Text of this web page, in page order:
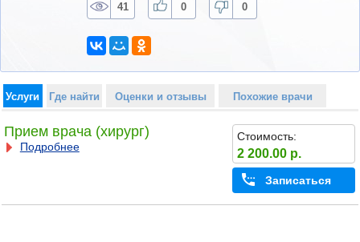
41 0 0
Услуги Где найти Оценки и отзывы Похожие врачи
Прием врача (хирург)
Подробнее
Стоимость:
2 200.00 р.
Записаться